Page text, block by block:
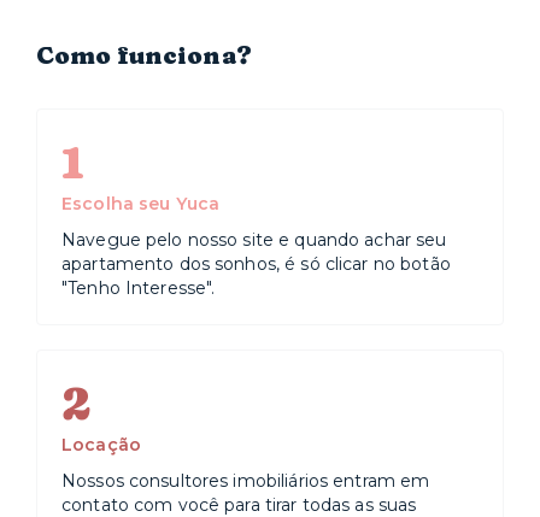
Como funciona?
1
Escolha seu Yuca
Navegue pelo nosso site e quando achar seu
apartamento dos sonhos, é só clicar no botão
"Tenho Interesse".
2
Locação
Nossos consultores imobiliários entram em
contato com você para tirar todas as suas